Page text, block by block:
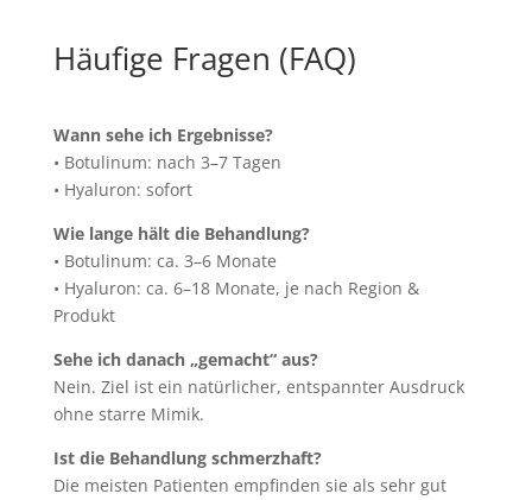
Häufige Fragen (FAQ)
Wann sehe ich Ergebnisse?
• Botulinum: nach 3–7 Tagen
• Hyaluron: sofort
Wie lange hält die Behandlung?
• Botulinum: ca. 3–6 Monate
• Hyaluron: ca. 6–18 Monate, je nach Region &
Produkt
Sehe ich danach „gemacht“ aus?
Nein. Ziel ist ein natürlicher, entspannter Ausdruck
ohne starre Mimik.
Ist die Behandlung schmerzhaft?
Die meisten Patienten empfinden sie als sehr gut